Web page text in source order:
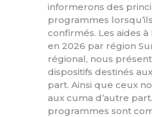
informerons des
programmes
confirmés. Les aides à
en 2026 par région
régional, nous
dispositifs destinés
part. Ainsi que ceux
aux cuma d’autre
programmes sont